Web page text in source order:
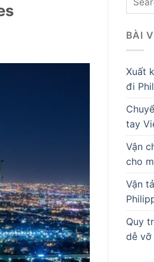
BÀI
Xuất
đi
tay
Vận
cho
Vận
Quy
dễ vỡ